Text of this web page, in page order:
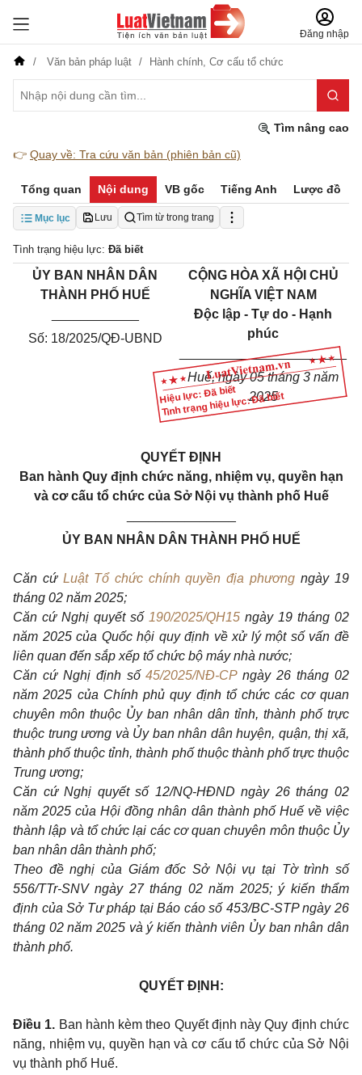
Đăng nhập
Văn bản pháp luật Hành chính, Cơ cấu tổ chức
Tìm nâng cao
👉 Quay về: Tra cứu văn bản (phiên bản cũ)
Tổng quan Nội dung VB gốc Tiếng Anh Lược đồ
Mục lục Lưu Tìm từ trong trang
Tình trạng hiệu lực: Đã biết
Hiệu lực: Đã biết
Tình trạng hiệu lực: Đã biết
ỦY BAN NHÂN DÂN
THÀNH PHỐ HUẾ
Số: 18/2025/QĐ-UBND
CỘNG HÒA XÃ HỘI CHỦ
NGHĨA VIỆT NAM
Độc lập - Tự do - Hạnh
phúc
_______________________
Huế, ngày 05 tháng 3 năm
2025
QUYẾT ĐỊNH
Ban hành Quy định chức năng, nhiệm vụ, quyền hạn
và cơ cấu tổ chức của Sở Nội vụ thành phố Huế
ỦY BAN NHÂN DÂN THÀNH PHỐ HUẾ
Căn cứ Luật Tổ chức chính quyền địa phương ngày 19
tháng 02 năm 2025;
Căn cứ Nghị quyết số 190/2025/QH15 ngày 19 tháng 02
năm 2025 của Quốc hội quy định về xử lý một số vấn đề
liên quan đến sắp xếp tổ chức bộ máy nhà nước;
Căn cứ Nghị định số45/2025/NĐ-CPngày 26 tháng 02
năm 2025 của Chính phủ quy định tổ chức các cơ quan
chuyên môn thuộc Ủy ban nhân dân tỉnh, thành phố trực
thuộc trung ương và Ủy ban nhân dân huyện, quận, thị xã,
thành phố thuộc tỉnh, thành phố thuộc thành phố trực thuộc
Trung ương;
Căn cứ Nghị quyết số 12/NQ-HĐND ngày 26 tháng 02
năm 2025 của Hội đồng nhân dân thành phố Huế về việc
thành lập và tổ chức lại các cơ quan chuyên môn thuộc Ủy
ban nhân dân thành phố;
Theo đề nghị của Giám đốc Sở Nội vụ tại Tờ trình số
556/TTr-SNV ngày 27 tháng 02 năm 2025; ý kiến thẩm
định của Sở Tư pháp tại Báo cáo số 453/BC-STP ngày 26
tháng 02 năm 2025 và ý kiến thành viên Ủy ban nhân dân
thành phố.
QUYẾT ĐỊNH:
Điều 1. Ban hành kèm theo Quyết định này Quy định chức
năng, nhiệm vụ, quyền hạn và cơ cấu tổ chức của Sở Nội
vụ thành phố Huế.